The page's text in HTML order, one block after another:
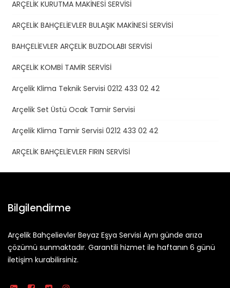
ARÇELİK KURUTMA MAKİNESİ SERVİSİ
ARÇELİK BAHÇELİEVLER BULAŞIK MAKİNESİ SERVİSİ
BAHÇELİEVLER ARÇELİK BUZDOLABI SERVİSİ
ARÇELİK KOMBİ TAMİR SERVİSİ
Arçelik Klima Teknik Servisi 0212 433 02 42
Arçelik Set Üstü Ocak Tamir Servisi
Arçelik Klima Tamir Servisi 0212 433 02 42
ARÇELİK BAHÇELİEVLER FIRIN SERVİSİ
Bilgilendirme
Arçelik Bahçelievler Beyaz Eşya Servisi Aynı günde arıza
çözümü sunmaktadır. Garantili hizmet ile haftanın 6 günü
iletişim kurabilirsiniz.